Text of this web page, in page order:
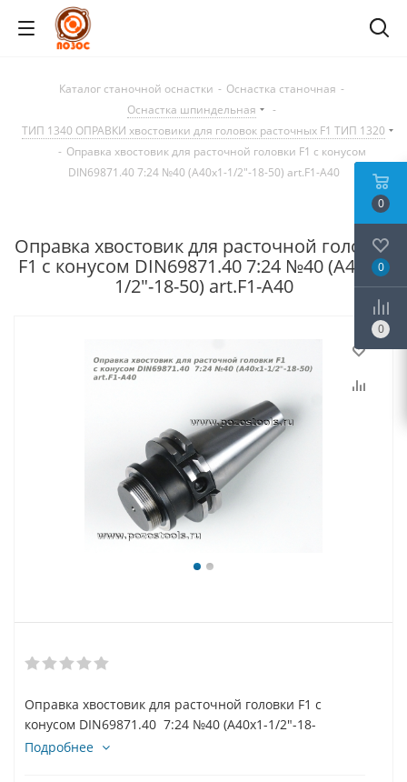
Каталог станочной оснастки - Оснастка станочная -
Оснастка шпиндельная
-
ТИП 1340 ОПРАВКИ хвостовики для головок расточных F1 ТИП 1320
- Оправка хвостовик для расточной головки F1 с конусом
DIN69871.40 7:24 №40 (A40x1-1/2"-18-50) art.F1-A40
Оправка хвостовик для расточной головки
F1 с конусом DIN69871.40 7:24 №40 (A40x1-
1/2"-18-50) art.F1-A40
Оправка хвостовик для расточной головки F1 с
конусом DIN69871.40 7:24 №40 (A40x1-1/2"-18-
50) art.F1-A40
Подробнее
0
0
0